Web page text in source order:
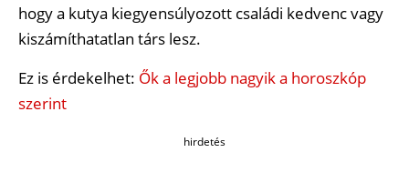
hogy a kutya kiegyensúlyozott családi kedvenc vagy
kiszámíthatatlan társ lesz.
Ez is érdekelhet: Ők a legjobb nagyik a horoszkóp
szerint
hirdetés